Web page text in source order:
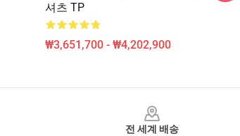
셔츠 TP
₩3,651,700 - ₩4,202,900
전 세계 배송